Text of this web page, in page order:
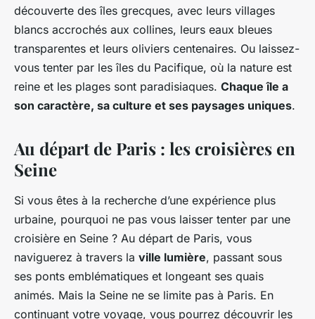
découverte des îles grecques, avec leurs villages
blancs accrochés aux collines, leurs eaux bleues
transparentes et leurs oliviers centenaires. Ou laissez-
vous tenter par les îles du Pacifique, où la nature est
reine et les plages sont paradisiaques. Chaque île a
son caractère, sa culture et ses paysages uniques.
Au départ de Paris : les croisières en
Seine
Si vous êtes à la recherche d’une expérience plus
urbaine, pourquoi ne pas vous laisser tenter par une
croisière en Seine ? Au départ de Paris, vous
naviguerez à travers la ville lumière, passant sous
ses ponts emblématiques et longeant ses quais
animés. Mais la Seine ne se limite pas à Paris. En
continuant votre voyage, vous pourrez découvrir les